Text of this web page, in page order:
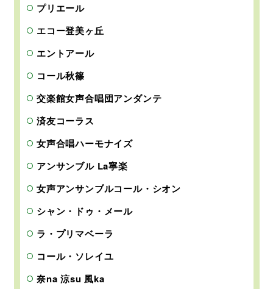
プリエール
エコー登美ヶ丘
エントアール
コール秋篠
交楽館女声合唱団アンダンテ
済友コーラス
女声合唱ハーモナイズ
アンサンブル La寧楽
女声アンサンブルコール・シオン
シャン・ドゥ・メール
ラ・プリマベーラ
コール・ソレイユ
奈na 涼su 風ka